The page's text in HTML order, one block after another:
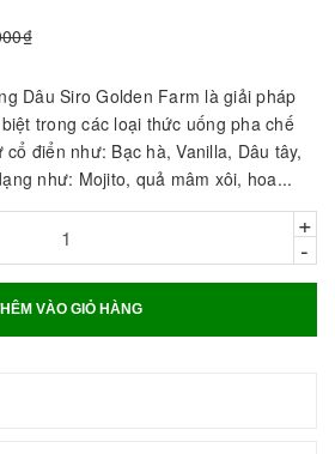
Dâu Siro Golden Farm là giải pháp
trong các loại thức uống pha chế
điển như: Bạc hà, Vanilla, Dâu tây,
như: Mojito, quả mâm xôi, hoa...
+
-
VÀO GIỎ HÀNG